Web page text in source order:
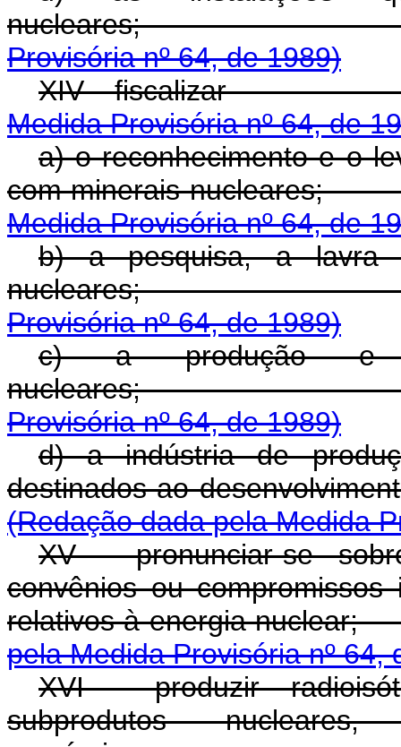
Provisória nº 64, de 1989)
XIV -
Medida Provisória nº 64, de
a) o reconhecimento e o
com minerais
Medida Provisória nº 64, de
b) a pesquisa, a lavra
Provisória nº 64, de 1989)
c) a produção e
Provisória nº 64, de 1989)
d) a indústria de
destinados ao
(Redação dada pela Medida
XV - pronunciar-se
convênios ou
relativos à
pela Medida Provisória nº 64,
XVI - produzir
subprodutos